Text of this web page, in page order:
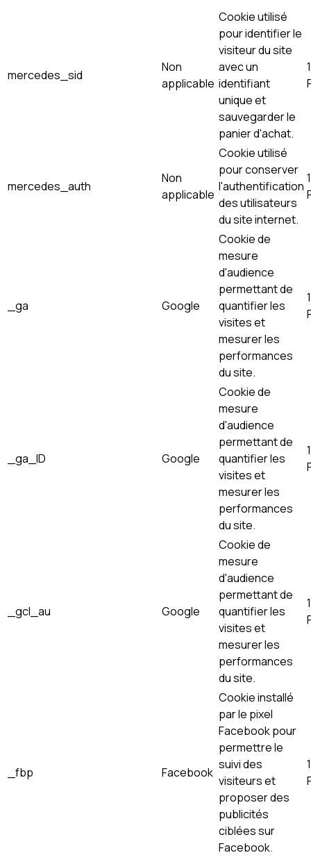
mercedes_sid
Non
applicable
Cookie utilisé
pour identifier le
visiteur du site
avec un
identifiant
unique et
sauvegarder le
panier d'achat.
mercedes_auth
Non
applicable
Cookie utilisé
pour conserver
l'authentification
des utilisateurs
du site internet.
_ga Google
Cookie de
mesure
d'audience
permettant de
quantifier les
visites et
mesurer les
performances
du site.
_ga_ID Google
Cookie de
mesure
d'audience
permettant de
quantifier les
visites et
mesurer les
performances
du site.
_gcl_au Google
Cookie de
mesure
d'audience
permettant de
quantifier les
visites et
mesurer les
performances
du site.
_fbp Facebook
Cookie installé
par le pixel
Facebook pour
permettre le
suivi des
visiteurs et
proposer des
publicités
ciblées sur
Facebook.